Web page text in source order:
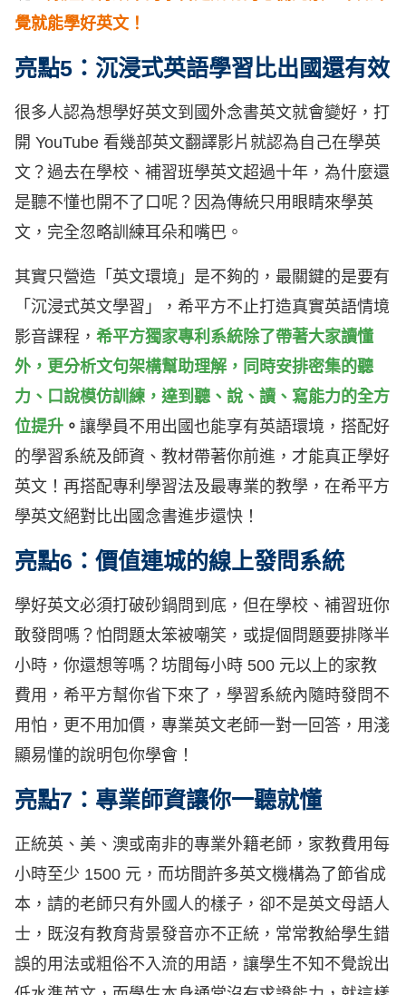
覺就能學好英文！
亮點5：沉浸式英語學習比出國還有效
很多人認為想學好英文到國外念書英文就會變好，打
開 YouTube 看幾部英文翻譯影片就認為自己在學英
文？過去在學校、補習班學英文超過十年，為什麼還
是聽不懂也開不了口呢？因為傳統只用眼睛來學英
文，完全忽略訓練耳朵和嘴巴。
其實只營造「英文環境」是不夠的，最關鍵的是要有
「沉浸式英文學習」，希平方不止打造真實英語情境
影音課程， 希平方獨家專利系統除了帶著大家讀懂
外，更分析文句架構幫助理解，同時安排密集的聽
力、口說模仿訓練，達到聽、說、讀、寫能力的全方
位提升 。 讓學員不用出國也能享有英語環境，搭配好
的學習系統及師資、教材帶著你前進，才能真正學好
英文！再搭配專利學習法及最專業的教學，在希平方
學英文絕對比出國念書進步還快！
亮點6：價值連城的線上發問系統
學好英文必須打破砂鍋問到底，但在學校、補習班你
敢發問嗎？怕問題太笨被嘲笑，或提個問題要排隊半
小時，你還想等嗎？坊間每小時 500 元以上的家教
費用，希平方幫你省下來了，學習系統內隨時發問不
用怕，更不用加價，專業英文老師一對一回答，用淺
顯易懂的說明包你學會！
亮點7：專業師資讓你一聽就懂
正統英、美、澳或南非的專業外籍老師，家教費用每
小時至少 1500 元，而坊間許多英文機構為了節省成
本，請的老師只有外國人的樣子，卻不是英文母語人
士，既沒有教育背景發音亦不正統，常常教給學生錯
誤的用法或粗俗不入流的用語，讓學生不知不覺說出